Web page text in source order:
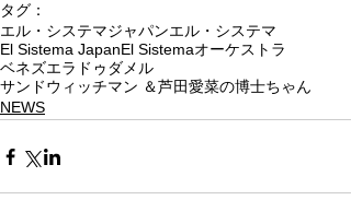
タグ：
エル・システマジャパンエル・システマ
El Sistema JapanEl Sistemaオーケストラ
ベネズエラ ドゥダメル
サンドウィッチマン ＆芦田愛菜の博士ちゃん
NEWS